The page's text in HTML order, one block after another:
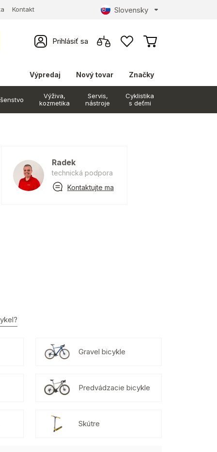
Kontakt Slovensky
Prihlásiť sa
Výpredaj Nový tovar Značky
Výživa,
kozmetika
Servis,
nástroje
Cyklistika
s deťmi
Radek
technická podpora
Kontaktujte ma
Gravel bicykle
Predvádzacie bicykle
Skútre